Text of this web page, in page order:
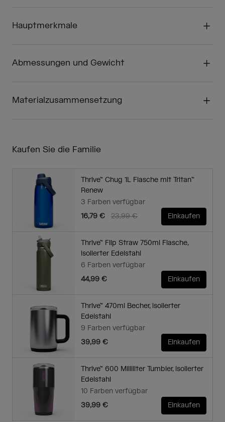
Hauptmerkmale
Abmessungen und Gewicht
Materialzusammensetzung
Kaufen Sie die Familie
Thrive™ Chug 1L Flasche mit Tritan™
Renew
3 Farben verfügbar
Price reduced from
23,99 €to
16,79 € Einkaufen
Thrive™ Flip Straw 750ml Flasche,
isolierter Edelstahl
6 Farben verfügbar
44,99 €
Einkaufen
Thrive™ 470ml Becher, isolierter
Edelstahl
9 Farben verfügbar
39,99 €
Einkaufen
Thrive™ 600 Milliliter Tumbler, isolierter
Edelstahl
10 Farben verfügbar
39,99 €
Einkaufen